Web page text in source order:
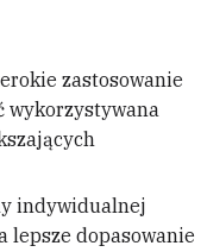
zastosowanie
wykorzystywana
indywidualnej
lepsze dopasowanie